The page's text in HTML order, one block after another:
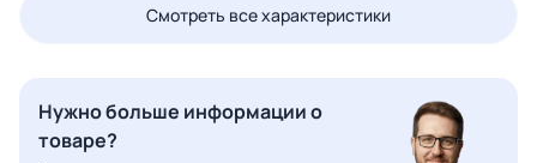
Смотреть все характеристики
Нужно больше информации о
товаре?